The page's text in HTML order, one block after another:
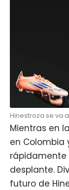
Hinestroza se va
Mientras en
en Colombia
rápidamente
desplante.
futuro de